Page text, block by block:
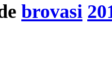
brovasi